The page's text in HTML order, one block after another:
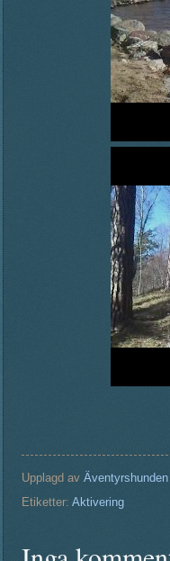
Upplagd av Äventyrshunden
Etiketter: Aktivering